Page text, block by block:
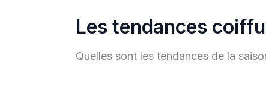
Les tendances
Quelles sont les tendances de la